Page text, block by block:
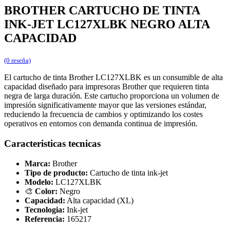
BROTHER CARTUCHO DE TINTA
INK-JET LC127XLBK NEGRO ALTA
CAPACIDAD
(0 reseña)
El cartucho de tinta Brother LC127XLBK es un consumible de alta
capacidad diseñado para impresoras Brother que requieren tinta
negra de larga duración. Este cartucho proporciona un volumen de
impresión significativamente mayor que las versiones estándar,
reduciendo la frecuencia de cambios y optimizando los costes
operativos en entornos con demanda continua de impresión.
Caracteristicas tecnicas
Marca: Brother
Tipo de producto: Cartucho de tinta ink-jet
Modelo: LC127XLBK
🎨 Color: Negro
Capacidad: Alta capacidad (XL)
Tecnologia: Ink-jet
Referencia: 165217